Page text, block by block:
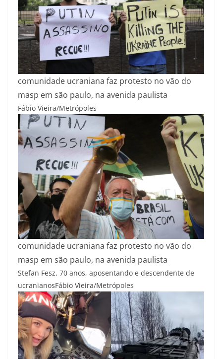
comunidade ucraniana faz protesto no vão do
masp em são paulo, na avenida paulista
Fábio Vieira/Metrópoles
comunidade ucraniana faz protesto no vão do
masp em são paulo, na avenida paulista
Stefan Fesz, 70 anos, aposentando e descendente de
ucranianosFábio Vieira/Metrópoles